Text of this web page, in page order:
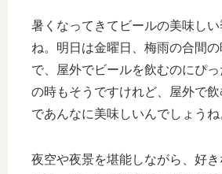
暑くなってきてビールの美味し
ね。明日は金曜日、梅雨の合間の
で、屋外でビールを飲むのにぴ
の時もそうですけれど、屋外で
であんなに美味しいんでしょうね
夜空や夜景を堪能しながら、好